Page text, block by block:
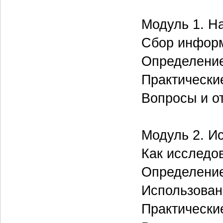
Модуль 1.
Сбор
Вопросы и
Модуль 2.
Как